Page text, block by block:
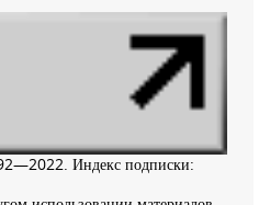
Индекс подписки: